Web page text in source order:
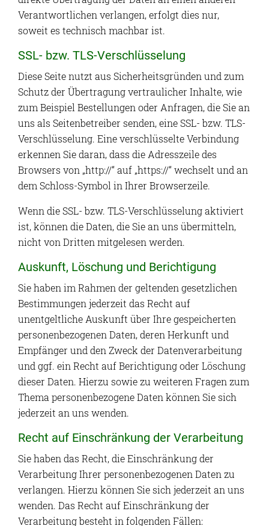
Verantwortlichen verlangen, erfolgt dies nur,
soweit es technisch machbar ist.
SSL- bzw. TLS-Verschlüsselung
Diese Seite nutzt aus Sicherheitsgründen und zum
Schutz der Übertragung vertraulicher Inhalte, wie
zum Beispiel Bestellungen oder Anfragen, die Sie an
uns als Seitenbetreiber senden, eine SSL- bzw. TLS-
Verschlüsselung. Eine verschlüsselte Verbindung
erkennen Sie daran, dass die Adresszeile des
Browsers von „http://“ auf „https://“ wechselt und an
dem Schloss-Symbol in Ihrer Browserzeile.
Wenn die SSL- bzw. TLS-Verschlüsselung aktiviert
ist, können die Daten, die Sie an uns übermitteln,
nicht von Dritten mitgelesen werden.
Auskunft, Löschung und Berichtigung
Sie haben im Rahmen der geltenden gesetzlichen
Bestimmungen jederzeit das Recht auf
unentgeltliche Auskunft über Ihre gespeicherten
personenbezogenen Daten, deren Herkunft und
Empfänger und den Zweck der Datenverarbeitung
und ggf. ein Recht auf Berichtigung oder Löschung
dieser Daten. Hierzu sowie zu weiteren Fragen zum
Thema personenbezogene Daten können Sie sich
jederzeit an uns wenden.
Recht auf Einschränkung der Verarbeitung
Sie haben das Recht, die Einschränkung der
Verarbeitung Ihrer personenbezogenen Daten zu
verlangen. Hierzu können Sie sich jederzeit an uns
wenden. Das Recht auf Einschränkung der
Verarbeitung besteht in folgenden Fällen: